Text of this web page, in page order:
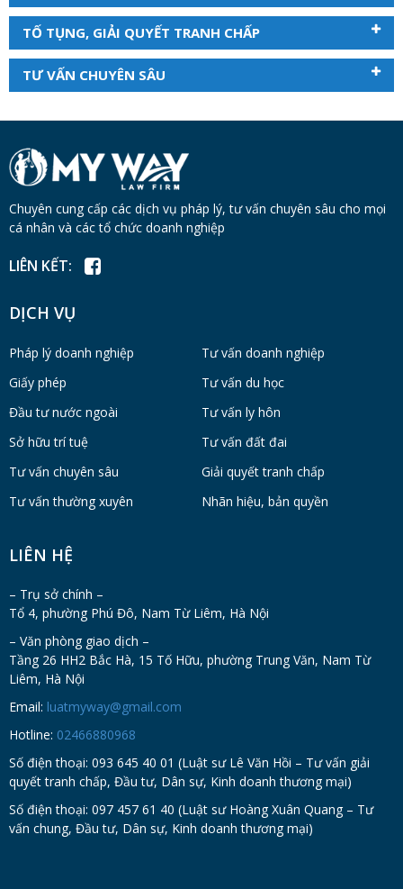
TỐ TỤNG, GIẢI QUYẾT TRANH CHẤP
TƯ VẤN CHUYÊN SÂU
Chuyên cung cấp các dịch vụ pháp lý, tư vấn chuyên sâu cho mọi
cá nhân và các tổ chức doanh nghiệp
LIÊN KẾT:
DỊCH VỤ
Pháp lý doanh nghiệp
Giấy phép
Đầu tư nước ngoài
Sở hữu trí tuệ
Tư vấn chuyên sâu
Tư vấn thường xuyên
Tư vấn doanh nghiệp
Tư vấn du học
Tư vấn ly hôn
Tư vấn đất đai
Giải quyết tranh chấp
Nhãn hiệu, bản quyền
LIÊN HỆ
– Trụ sở chính –
Tổ 4, phường Phú Đô, Nam Từ Liêm, Hà Nội
– Văn phòng giao dịch –
Tầng 26 HH2 Bắc Hà, 15 Tố Hữu, phường Trung Văn, Nam Từ
Liêm, Hà Nội
Email: luatmyway@gmail.com
Hotline: 02466880968
Số điện thoại: 093 645 40 01 (Luật sư Lê Văn Hồi – Tư vấn giải
quyết tranh chấp, Đầu tư, Dân sự, Kinh doanh thương mại)
Số điện thoại: 097 457 61 40 (Luật sư Hoàng Xuân Quang – Tư
vấn chung, Đầu tư, Dân sự, Kinh doanh thương mại)